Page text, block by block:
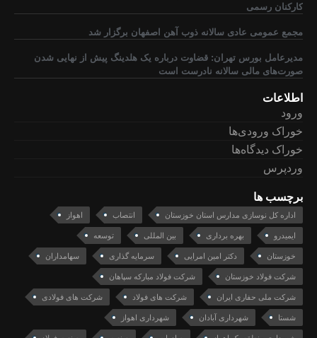
کارکنان رسمی
مجمع عمومی عادی سالانه ذوب آهن اصفهان برگزار شد
مدیرعامل بورس تهران: قضاوت درباره یک هلدینگ پیش از نهایی شدن
صورت‌های مالی سالانه نادرست است
اطلاعات
ورود
خوراک ورودی‌ها
خوراک دیدگاه‌ها
وردپرس
برچسب ها
اداره کل نوسازی مدارس استان خوزستان انتصاب اهواز
ایمیدرو بهره برداری بین المللی توسعه
خوزستان دکتر امین امرایی سرمایه گذاری سهامداران
شرکت فولاد خوزستان شرکت فولاد مبارکه سپاهان
شرکت ملی حفاری ایران شرکت های فولاد شرکت های فولادی
شستا شهرداری آبادان شهرداری اهواز